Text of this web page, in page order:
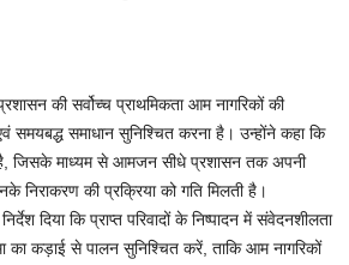
की सर्वोच्च प्राथमिकता आम नागरिकों की
समयबद्ध समाधान सुनिश्चित करना है। उन्होंने कहा कि
जिसके माध्यम से आमजन सीधे प्रशासन तक अपनी
की प्रक्रिया को गति मिलती है।
दिया कि प्राप्त परिवादों के निष्पादन में संवेदनशीलता
का कड़ाई से पालन सुनिश्चित करें, ताकि आम नागरिकों